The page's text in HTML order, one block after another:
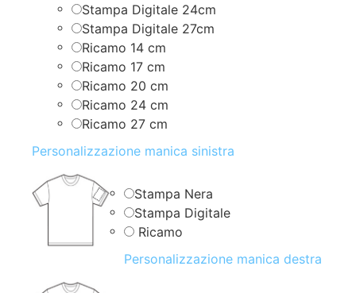
Stampa Digitale 24cm
Stampa Digitale 27cm
Ricamo 14 cm
Ricamo 17 cm
Ricamo 20 cm
Ricamo 24 cm
Ricamo 27 cm
Personalizzazione manica sinistra
Stampa Nera
Stampa Digitale
Ricamo
Personalizzazione manica destra